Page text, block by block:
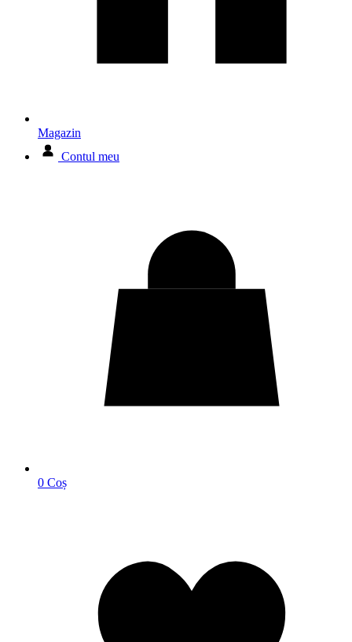
Magazin
Contul meu
0 Coș